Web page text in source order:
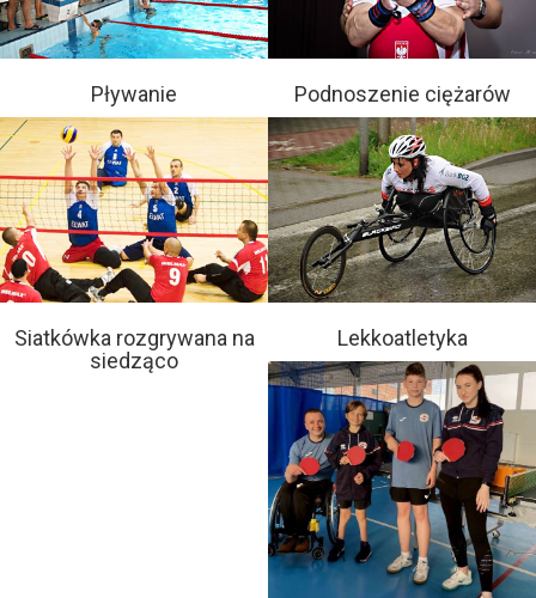
Pływanie Podnoszenie ciężarów
Siatkówka rozgrywana na
siedząco
Lekkoatletyka